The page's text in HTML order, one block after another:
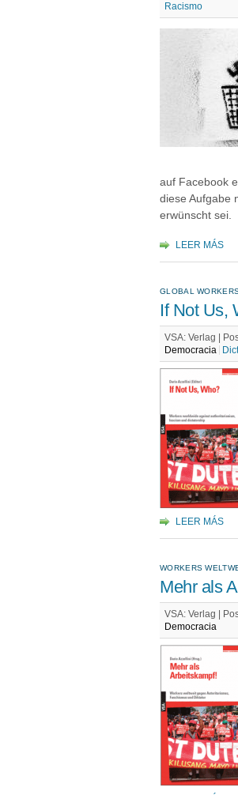
Racismo
auf Facebook
diese Aufgabe
erwünscht sei.
LEER MÁS
GLOBAL
If Not Us,
VSA: Verlag |
Democracia
LEER MÁS
WORKERS
Mehr als
VSA: Verlag |
Democracia